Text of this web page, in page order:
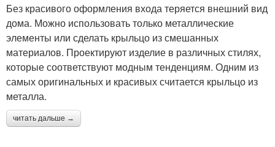
Без красивого оформления входа теряется внешний вид
дома. Можно использовать только металлические
элементы или сделать крыльцо из смешанных
материалов. Проектируют изделие в различных стилях,
которые соответствуют модным тенденциям. Одним из
самых оригинальных и красивых считается крыльцо из
металла.
читать дальше →